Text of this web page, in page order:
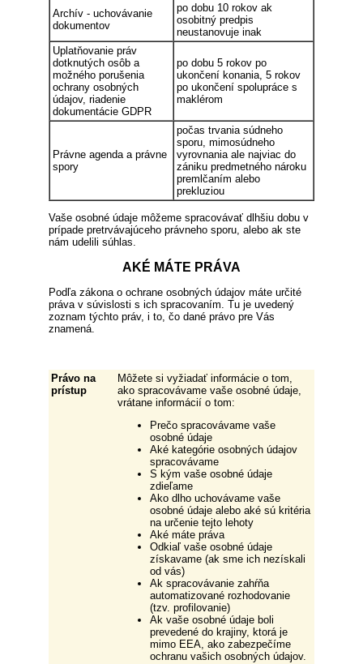
Archív - uchovávanie
dokumentov
po dobu 10 rokov ak
osobitný predpis
neustanovuje inak
Uplatňovanie práv
dotknutých osôb a
možného porušenia
ochrany osobných
údajov, riadenie
dokumentácie GDPR
po dobu 5 rokov po
ukončení konania, 5 rokov
po ukončení spolupráce s
maklérom
Právne agenda a právne
spory
počas trvania súdneho
sporu, mimosúdneho
vyrovnania ale najviac do
zániku predmetného nároku
premlčaním alebo
prekluziou
Vaše osobné údaje môžeme spracovávať dlhšiu dobu v
prípade pretrvávajúceho právneho sporu, alebo ak ste
nám udelili súhlas.
AKÉ MÁTE PRÁVA
Podľa zákona o ochrane osobných údajov máte určité
práva v súvislosti s ich spracovaním. Tu je uvedený
zoznam týchto práv, i to, čo dané právo pre Vás
znamená.
Právo na
prístup
Môžete si vyžiadať informácie o tom,
ako spracovávame vaše osobné údaje,
vrátane informácií o tom:
Prečo spracovávame vaše
osobné údaje
Aké kategórie osobných údajov
spracovávame
S kým vaše osobné údaje
zdieľame
Ako dlho uchovávame vaše
osobné údaje alebo aké sú kritéria
na určenie tejto lehoty
Aké máte práva
Odkiaľ vaše osobné údaje
získavame (ak sme ich nezískali
od vás)
Ak spracovávanie zahŕňa
automatizované rozhodovanie
(tzv. profilovanie)
Ak vaše osobné údaje boli
prevedené do krajiny, ktorá je
mimo EEA, ako zabezpečíme
ochranu vašich osobných údajov.